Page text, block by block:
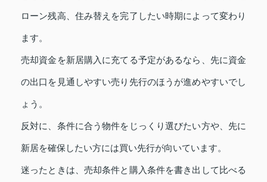
ローン残高、住み替えを完了したい時期によって変わり
ます。
売却資金を新居購入に充てる予定があるなら、先に資金
の出口を見通しやすい売り先行のほうが進めやすいでし
ょう。
反対に、条件に合う物件をじっくり選びたい方や、先に
新居を確保したい方には買い先行が向いています。
迷ったときは、売却条件と購入条件を書き出して比べる